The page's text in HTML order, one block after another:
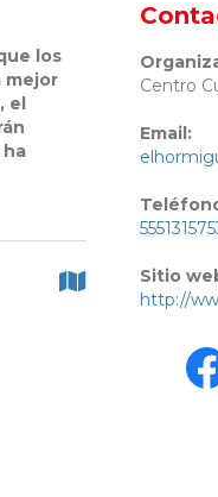
los
mejor
el
Centro
Email:
Sitio
http://